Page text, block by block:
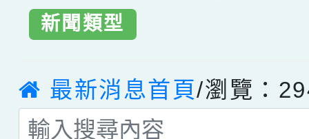
新聞類型
最新消息首頁/瀏覽：